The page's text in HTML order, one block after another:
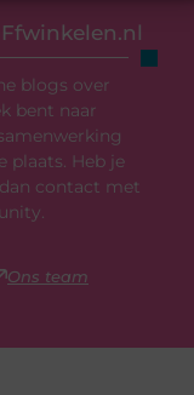
blogs over
bent naar
plaats. Heb je
contact met
Ons team